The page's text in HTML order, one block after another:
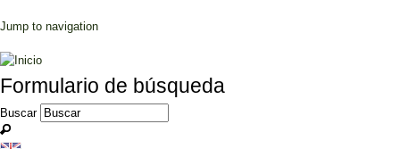
Jump to navigation
Formulario de búsqueda
Buscar